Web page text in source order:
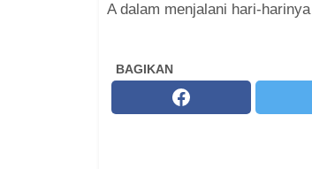
A dalam menjalani hari-
BAGIKAN